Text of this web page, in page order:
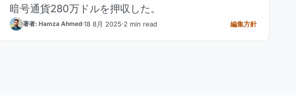
暗号通貨280万ドルを押収した。
著者: Hamza Ahmed 18 8月 2025 2 min read 編集方針